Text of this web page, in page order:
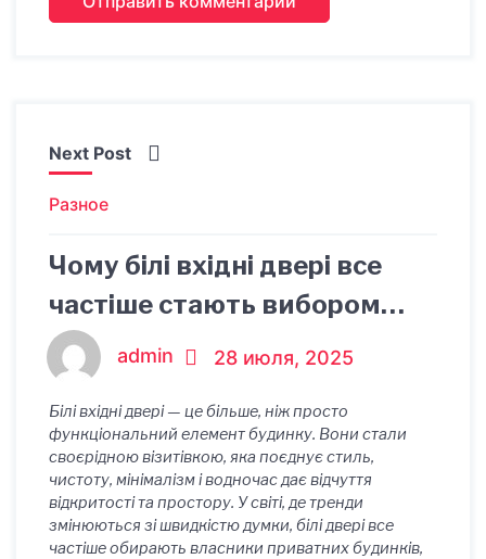
Next Post
Разное
Чому білі вхідні двері все
частіше стають вибором
номер один
admin 28 июля, 2025
Білі вхідні двері — це більше, ніж просто
функціональний елемент будинку. Вони стали
своєрідною візитівкою, яка поєднує стиль,
чистоту, мінімалізм і водночас дає відчуття
відкритості та простору. У світі, де тренди
змінюються зі швидкістю думки, білі двері все
частіше обирають власники приватних будинків,